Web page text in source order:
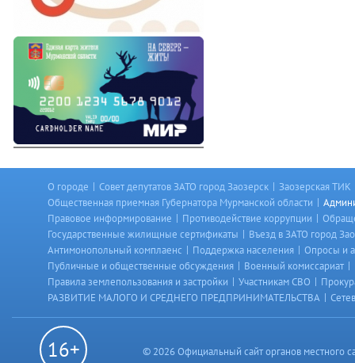
О городе | Совет депутатов ЗАТО город Заозерск | Заозерская ТИК
Общественная приемная Губернатора Мурманской области |
Правовое информирование | Противодействие коррупции |
Государственные жилищные сертификаты | Въезд в ЗАТО город
Антимонопольный комплаенс | Поддержка населения | Опросы и
Публичные и общественные обсуждения | Военный комиссариат |
Правила землепользования и застройки | Участникам СВО |
РАЗВИТИЕ МАЛОГО И СРЕДНЕГО ПРЕДПРИНИМАТЕЛЬСТВА |
© 2026 Официальный сайт органов местного
16+